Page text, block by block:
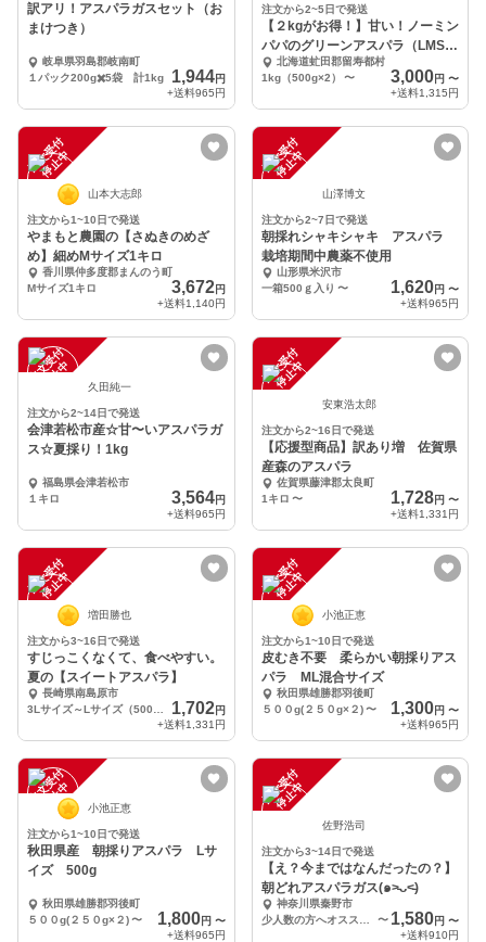
訳アリ！アスパラガスセット（お
まけつき）
岐阜県羽島郡岐南町
１パック200g✖️5袋 計1kg
1,944円
+送料965円
注文から2~5日で発送
【２kgがお得！】甘い！ノーミン
パパのグリーンアスパラ（LMS混
合）北海道虻田郡留寿都村
1kg（500g×2）
〜 3,000円 〜
+送料1,315円
注
文
受
付
停
止
中
山本大志郎
注文から1~10日で発送
やまもと農園の【さぬきのめざ
め】細めMサイズ1キロ
香川県仲多度郡まんのう町
Mサイズ1キロ
3,672円
+送料1,140円
注
文
受
付
停
止
中
山澤博文
注文から2~7日で発送
朝採れシャキシャキ アスパラ
栽培期間中農薬不使用
山形県米沢市
一箱500ｇ入り 〜 1,620円 〜
+送料965円
注
文
受
付
停
止
中 久田純一
注文から2~14日で発送
会津若松市産☆甘〜いアスパラガ
ス☆夏採り！1kg
福島県会津若松市
１キロ
3,564円
+送料965円
注
文
受
付
停
止
中
安東浩太郎
注文から2~16日で発送
【応援型商品】訳あり増 佐賀県
産森のアスパラ
佐賀県藤津郡太良町
1キロ 〜 1,728円 〜
+送料1,331円
注
文
受
付
停
止
中
増田勝也
注文から3~16日で発送
すじっこくなくて、食べやすい。
夏の【スイートアスパラ】
長崎県南島原市
1,702円
+送料1,331円
注
文
受
付
停
止
中
小池正恵
注文から1~10日で発送
皮むき不要 柔らかい朝採りアス
パラ ML混合サイズ
秋田県雄勝郡羽後町
５００g(２５０g×２) 〜 1,300円 〜
+送料965円
注
文
受
付
停
止
中 小池正恵
注文から1~10日で発送
秋田県産 朝採りアスパラ Lサ
イズ 500g
秋田県雄勝郡羽後町
５００g(２５０g×２)〜 1,800円 〜
+送料965円
注
文
受
付
停
止
中
佐野浩司
注文から3~14日で発送
【え？今まではなんだったの？】
朝どれアスパラガス(๑˃̵ᴗ˂̵)
神奈川県秦野市
〜 1,580円 〜
+送料910円